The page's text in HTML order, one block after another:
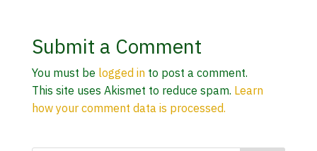
Submit a Comment
You must be logged into post a comment.
This site uses Akismet to reduce spam. Learn
how your comment data is processed.